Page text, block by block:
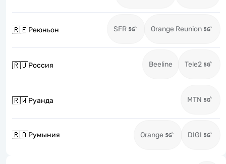
🇷🇪Реюньон SFR Orange Reunion
🇷🇺Россия Beeline Tele2
🇷🇼Руанда MTN
🇷🇴Румыния Orange DIGI